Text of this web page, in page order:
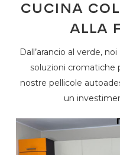
Cucina
alla
Dall’arancio al verde,
soluzioni cromatiche
nostre pellicole
un